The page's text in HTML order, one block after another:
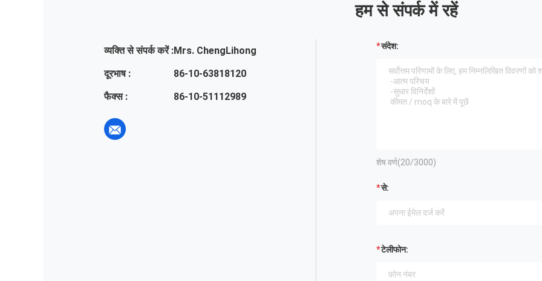
हम से संपर्क में रहें
व्यक्ति से संपर्क करें :Mrs. ChengLihong
दूरभाष :
86-10-63818120
फैक्स :
86-10-51112989
संदेश:
शेष वर्ण(20/3000)
से:
टेलीफोन: